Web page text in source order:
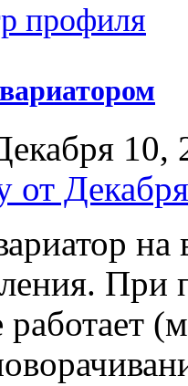
10,
от
При
работает